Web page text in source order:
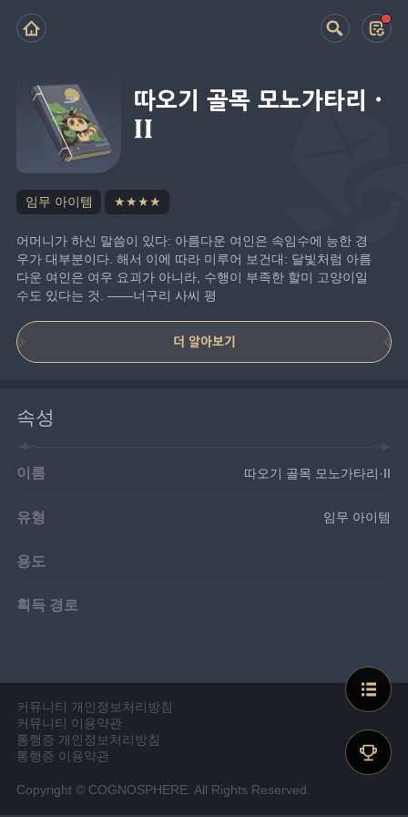
따오기 골목 모노가타리·
II
임무 아이템 ★★★★
어머니가 하신 말씀이 있다: 아름다운 여인은 속임수에 능한 경
우가 대부분이다. 해서 이에 따라 미루어 보건대: 달빛처럼 아름
다운 여인은 여우 요괴가 아니라, 수행이 부족한 할미 고양이일
수도 있다는 것. ——너구리 사씨 평
더 알아보기
속성
이름 따오기 골목 모노가타리·II
유형 임무 아이템
용도
획득 경로
커뮤니티 개인정보처리방침
커뮤니티 이용약관
통행증 개인정보처리방침
통행증 이용약관
Copyright © COGNOSPHERE. All Rights Reserved.